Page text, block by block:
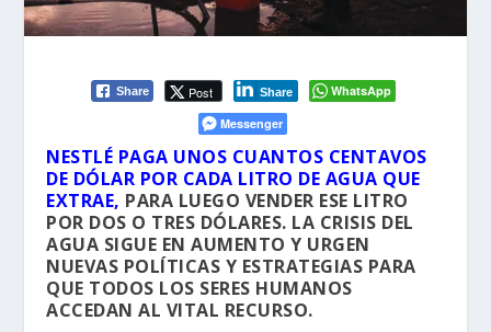
Share Post Share
WhatsApp
Messenger
NESTLÉ PAGA UNOS CUANTOS CENTAVOS
DE DÓLAR POR CADA LITRO DE AGUA QUE
EXTRAE, PARA LUEGO VENDER ESE LITRO
POR DOS O TRES DÓLARES. LA CRISIS DEL
AGUA SIGUE EN AUMENTO Y URGEN
NUEVAS POLÍTICAS Y ESTRATEGIAS PARA
QUE TODOS LOS SERES HUMANOS
ACCEDAN AL VITAL RECURSO.